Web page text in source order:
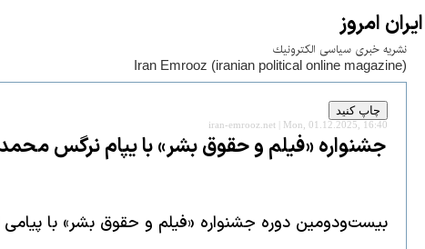
ايران امروز
نشريه خبری سياسی الكترونيك
Iran Emrooz (iranian political online magazine)
iran-emrooz.net | Mon, 01.12.2025, 16:40
جشنواره «فیلم و حقوق بشر» با یپام نرگس
بیست‌ودومین دوره جشنواره «فیلم و حقوق بشر» با